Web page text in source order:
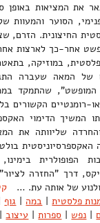
את המציאות באופן
הסוער והמעוות
החיצונית. הזרם,
ה-20 והתפשט אחר-כך
במוזיקה,
של המאה שעברה
המופשט", שהתמקד
רומנטיים הקשורים
המשיך הדימוי
האקספרסיוניסטית
הפופולרית
דרך "החזרה
של אותה עת. …
פלסטית | במה | גוף
| נפש | ספרות | עיצוב |